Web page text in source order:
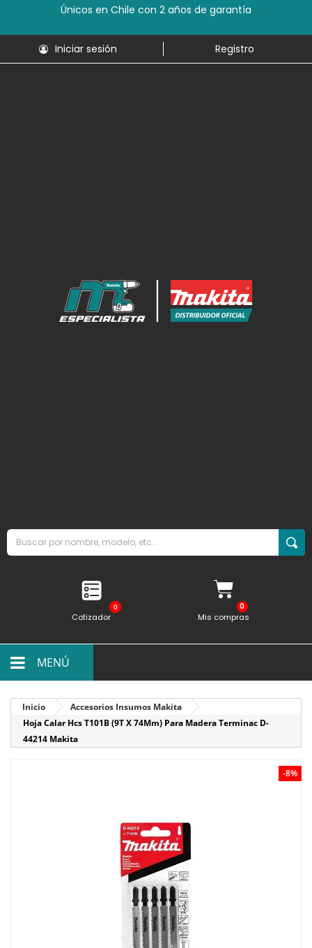
Únicos en Chile con 2 años de garantía
Iniciar sesión Registro
0
Cotizador Mis compras
MENÚ
Inicio
Accesorios Insumos Makita
Hoja Calar Hcs T101B (9T X 74Mm) Para Madera Terminac D-
44214 Makita
-8%